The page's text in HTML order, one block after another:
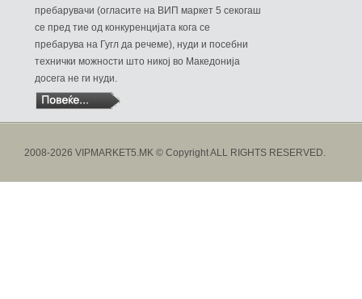
пребарувачи (огласите на ВИП маркет 5 секогаш
се пред тие од конкуренцијата кога се
пребарува на Гугл да речеме), нуди и посебни
технички можности што никој во Македонија
досега не ги нуди.
2008-2026 VIPMARKET5.MK © Copyright ALL RIGHTS RESERVED.